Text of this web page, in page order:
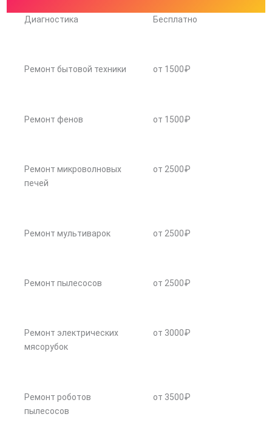
Диагностика Бесплатно
Ремонт бытовой техники от 1500₽
Ремонт фенов от 1500₽
Ремонт микроволновых
печей
от 2500₽
Ремонт мультиварок от 2500₽
Ремонт пылесосов от 2500₽
Ремонт электрических
мясорубок
от 3000₽
Ремонт роботов
пылесосов
от 3500₽